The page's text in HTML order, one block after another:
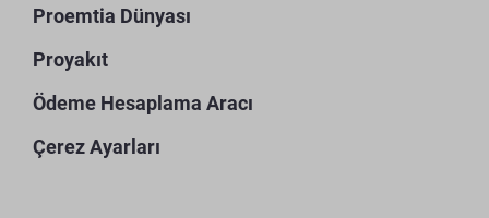
Proemtia Dünyası
Proyakıt
Ödeme Hesaplama Aracı
Çerez Ayarları